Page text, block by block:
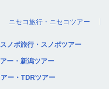
ニセコ旅行・ニセコツアー
ノボ旅行・スノボツアー
ー・新潟ツアー
ー・TDRツアー